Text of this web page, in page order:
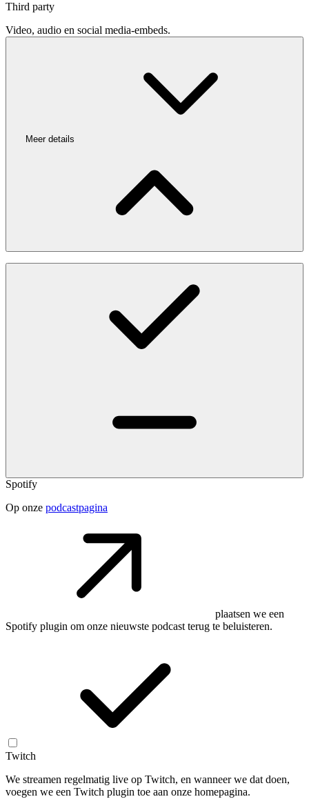
Third party
Video, audio en social media-embeds.
Meer details
Spotify
Op onze podcastpagina
plaatsen we een
Spotify plugin om onze nieuwste podcast terug te beluisteren.
Twitch
We streamen regelmatig live op Twitch, en wanneer we dat doen,
voegen we een Twitch plugin toe aan onze homepagina.